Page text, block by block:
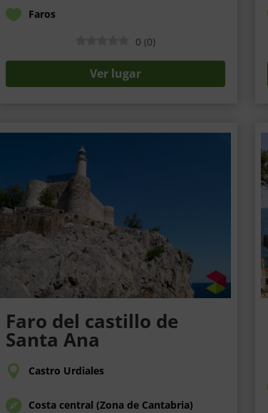
Faros
0 (0)
Ver lugar
Faro del castillo de
Santa Ana
Castro Urdiales
Costa central (Zona de Cantabria)